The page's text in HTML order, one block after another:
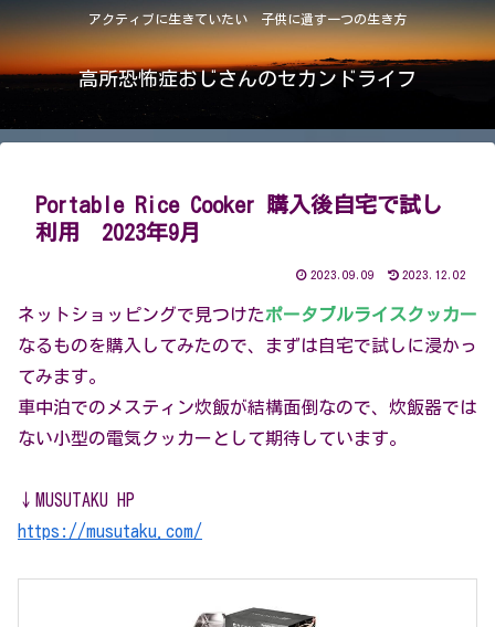
アクティブに生きていたい 子供に遺す一つの生き方
高所恐怖症おじさんのセカンドライフ
Portable Rice Cooker 購入後自宅で試し
利用 2023年9月
2023.09.09 2023.12.02
ネットショッピングで見つけたポータブルライスクッカー
なるものを購入してみたので、まずは自宅で試しに浸かっ
てみます。
車中泊でのメスティン炊飯が結構面倒なので、炊飯器では
ない小型の電気クッカーとして期待しています。
↓MUSUTAKU HP
https://musutaku.com/